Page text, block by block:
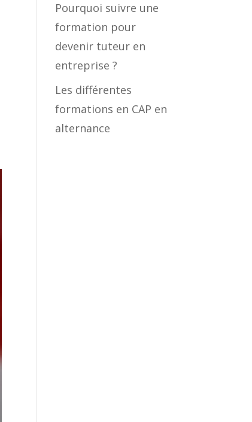
Pourquoi suivre une
formation pour
devenir tuteur en
entreprise ?
Les différentes
formations en CAP en
alternance